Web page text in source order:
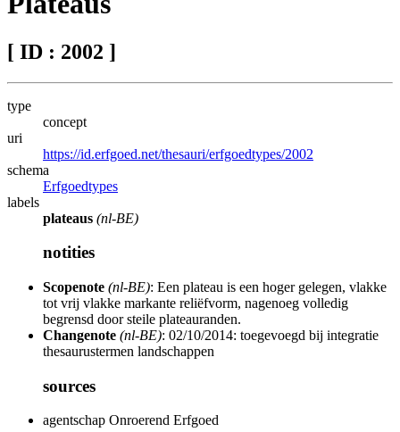
[ ID : 2002 ]
type
concept
uri
https://id.erfgoed.net/thesauri/erfgoedtypes/2002
schema
Erfgoedtypes
labels
plateaus (nl-BE)
notities
Scopenote (nl-BE): Een plateau is een hoger gelegen, vlakke
tot vrij vlakke markante reliëfvorm, nagenoeg volledig
begrensd door steile plateauranden.
Changenote (nl-BE): 02/10/2014: toegevoegd bij integratie
thesaurustermen landschappen
sources
agentschap Onroerend Erfgoed